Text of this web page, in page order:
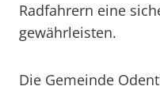
Radfahrern eine
gewährleisten.
Die Gemeinde